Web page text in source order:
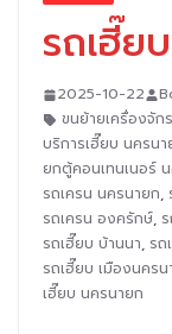
รถเฮี๊ย
2025-10-22
ขนย้ายเครื่องจัก
บริการเฮี๊ยบ นครนา
ยกตู้คอนเทนเนอร์
รถเครน นครนายก,
รถเครน องครักษ์,
รถเฮี๊ยบ บ้านนา, รถ
รถเฮี๊ยบ เมืองนครน
เฮี๊ยบ นครนายก